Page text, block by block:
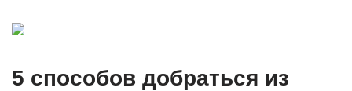
5 способов добраться из